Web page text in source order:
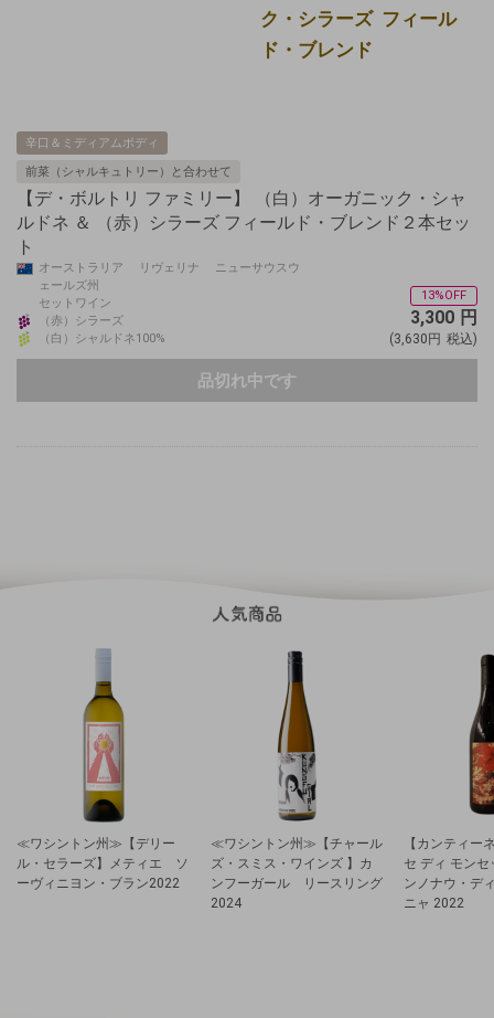
ク・シラーズ フィール
ド・ブレンド
辛口＆ミディアムボディ
前菜（シャルキュトリー）と合わせて
【デ・ボルトリ ファミリー】 （白）オーガニック・シャ
ルドネ ＆ （赤）シラーズ フィールド・ブレンド２本セッ
ト
オーストラリア リヴェリナ ニューサウスウ
ェールズ州
セットワイン
（赤）シラーズ
（白）シャルドネ100%
13%OFF
3,300 円
(3,630円 税込)
品切れ中です
≪ワシントン州≫【デリー
ル・セラーズ】メティエ ソ
ーヴィニヨン・ブラン2022
≪ワシントン州≫【チャール
ズ・スミス・ワインズ 】カ
ンフーガール リースリング
2024
【カンティー
セ ディ モン
ンノナウ・デ
ニャ 2022